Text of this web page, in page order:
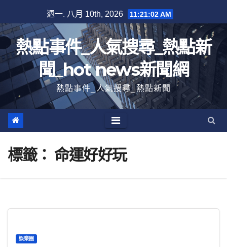
至
內
容
週一. 八月 10th, 2026 11:21:02 AM
熱點事件_人氣搜尋_熱點新
聞_hot news新聞網
熱點事件_人氣搜尋_熱點新聞
標籤： 命運好好玩
娛樂圈